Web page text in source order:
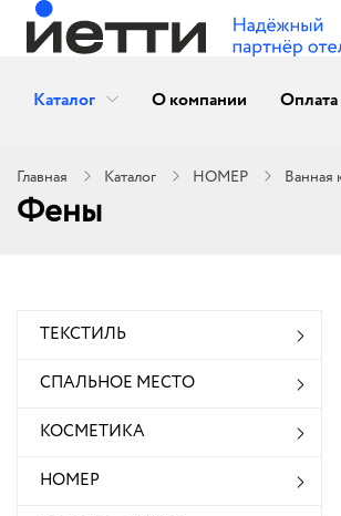
Каталог О компании Оплата
Главная Каталог НОМЕР Ванная
Фены
ТЕКСТИЛЬ
СПАЛЬНОЕ МЕСТО
КОСМЕТИКА
НОМЕР